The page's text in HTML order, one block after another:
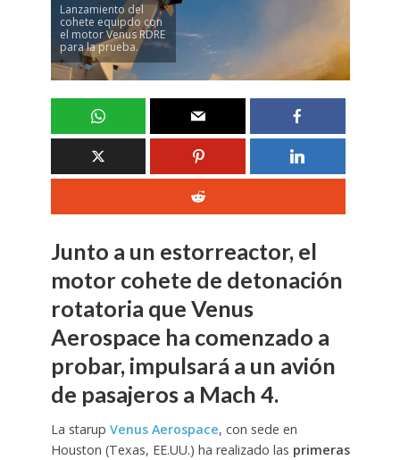
Lanzamiento del
cohete equipdo con
el motor Venus RDRE
para la prueba.
Junto a un estorreactor, el
motor cohete de detonación
rotatoria que Venus
Aerospace ha comenzado a
probar, impulsará a un avión
de pasajeros a Mach 4.
La starup Venus Aerospace, con sede en
Houston (Texas, EE.UU.) ha realizado las primeras